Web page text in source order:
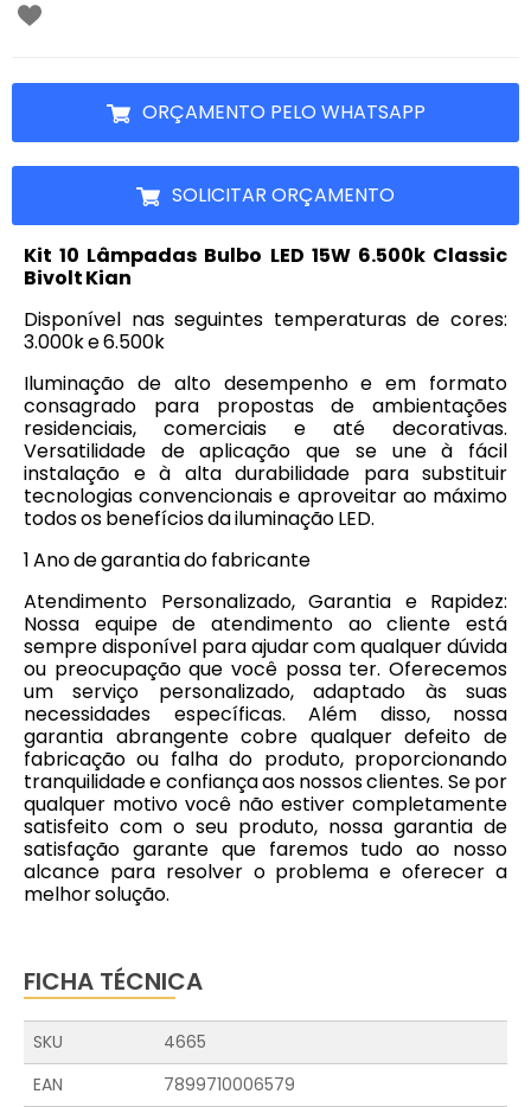
ORÇAMENTO PELO WHATSAPP
SOLICITAR ORÇAMENTO
Kit 10 Lâmpadas Bulbo LED 15W 6.500k Classic
Bivolt Kian
Disponível nas seguintes temperaturas de cores:
3.000k e 6.500k
Iluminação de alto desempenho e em formato
consagrado para propostas de ambientações
residenciais, comerciais e até decorativas.
Versatilidade de aplicação que se une à fácil
instalação e à alta durabilidade para substituir
tecnologias convencionais e aproveitar ao máximo
todos os benefícios da iluminação LED.
1 Ano de garantia do fabricante
Atendimento Personalizado, Garantia e Rapidez:
Nossa equipe de atendimento ao cliente está
sempre disponível para ajudar com qualquer dúvida
ou preocupação que você possa ter. Oferecemos
um serviço personalizado, adaptado às suas
necessidades específicas. Além disso, nossa
garantia abrangente cobre qualquer defeito de
fabricação ou falha do produto, proporcionando
tranquilidade e confiança aos nossos clientes. Se por
qualquer motivo você não estiver completamente
satisfeito com o seu produto, nossa garantia de
satisfação garante que faremos tudo ao nosso
alcance para resolver o problema e oferecer a
melhor solução.
FICHA TÉCNICA
SKU
4665
EAN
7899710006579